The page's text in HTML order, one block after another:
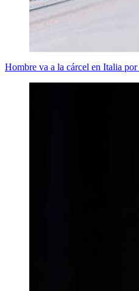
Hombre va a la cárcel en Italia por